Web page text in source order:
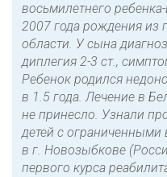
восьмилетнего
2007 года рождения из
области. У сына
диплегия 2-3 ст.,
Ребенок родился
в 1.5 года. Лечение в
не принесло. Узнали
детей с ограниченными
в г. Новозыбкове
первого курса